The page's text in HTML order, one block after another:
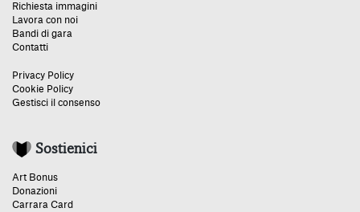
Richiesta immagini
Lavora con noi
Bandi di gara
Contatti
Privacy Policy
Cookie Policy
Gestisci il consenso
Sostienici
Art Bonus
Donazioni
Carrara Card